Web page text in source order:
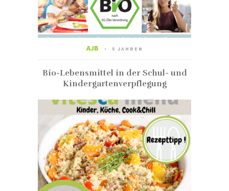
AJB 5 JAHREN
Bio-Lebensmittel in der Schul- und
Kindergartenverpflegung